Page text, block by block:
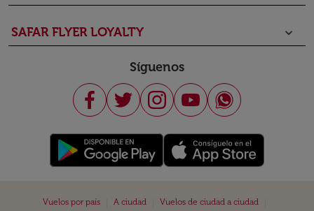
SAFAR FLYER LOYALTY keyboard_arrow_down
Síguenos
Vuelos por país A ciudad Vuelos de ciudad a ciudad